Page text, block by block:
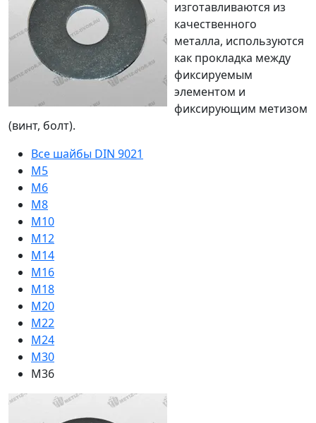
изготавливаются из
качественного
металла, используются
как прокладка между
фиксируемым
элементом и
фиксирующим метизом
(винт, болт).
Все шайбы DIN 9021
М5
М6
М8
М10
М12
М14
М16
М18
М20
М22
М24
М30
M36